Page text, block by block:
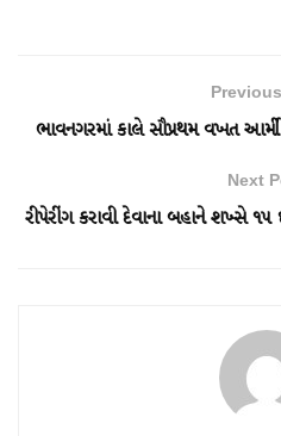
ભાવનગરમાં કાલે સૌપ્રથમ વખત
Next
રીપેરીંગ કરાવી દેવાના બહાને શખ્સે ૧૫